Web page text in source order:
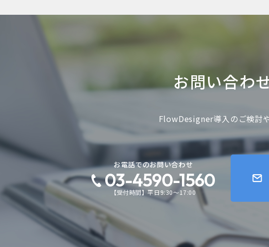
お問い合わ
FlowDesigner導入のご検討
お電話でのお問い合わせ
03-4590-1560
【受付時間】平日9:30～17:00